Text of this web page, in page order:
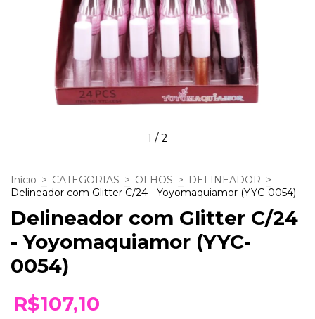
1 /2
Início > CATEGORIAS > OLHOS > DELINEADOR >
Delineador com Glitter C/24 - Yoyomaquiamor (YYC-0054)
Delineador com Glitter C/24
- Yoyomaquiamor (YYC-
0054)
R$107,10